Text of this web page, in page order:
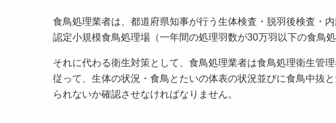
食鳥処理業者は、都道府県知事が行う生体検査・脱羽後検査・
認定小規模食鳥処理場（一年間の処理羽数が30万羽以下の食鳥
それに代わる衛生対策として、食鳥処理業者は食鳥処理衛生管
従って、生体の状況・食鳥とたいの体表の状況並びに食鳥中抜
られないか確認させなければなりません。